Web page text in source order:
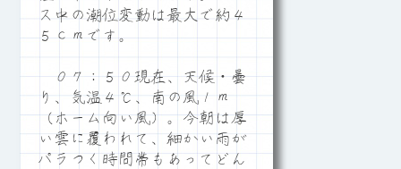
ス中の潮位変動は最大で約４
５ｃｍです。
０７：５０現在、天候・曇
り、気温４℃、南の風１ｍ
（ホーム向い風）。今朝は厚
い雲に覆われて、細かい雨が
パラつく時間帯もあってどん